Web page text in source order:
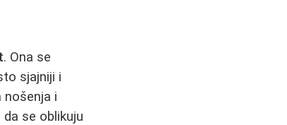
. Ona se
sjajniji i
nošenja i
se oblikuju